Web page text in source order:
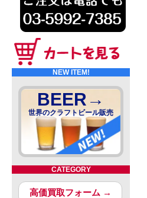
NEW ITEM!
BEER→
世界のクラフトビール販売
CATEGORY
高価買取フォーム →